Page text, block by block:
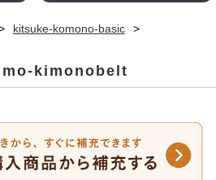
kitsuke-komono-basic
kimonobelt